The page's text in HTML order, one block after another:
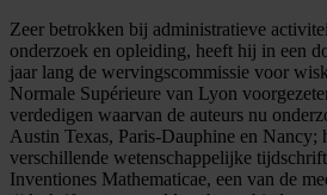
Zeer betrokken bij administratieve
onderzoek en opleiding, heeft hij in een
jaar lang de wervingscommissie voor
Normale Supérieure van Lyon
verdedigen waarvan de auteurs nu
Austin Texas, Paris-Dauphine en Nancy;
verschillende wetenschappelijke
Inventiones Mathematicae, een van de